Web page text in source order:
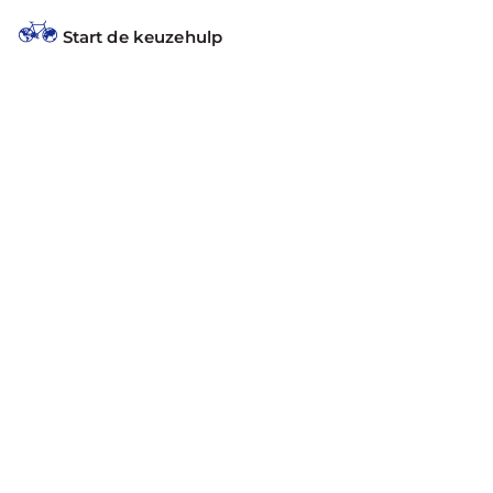
Start de keuzehulp